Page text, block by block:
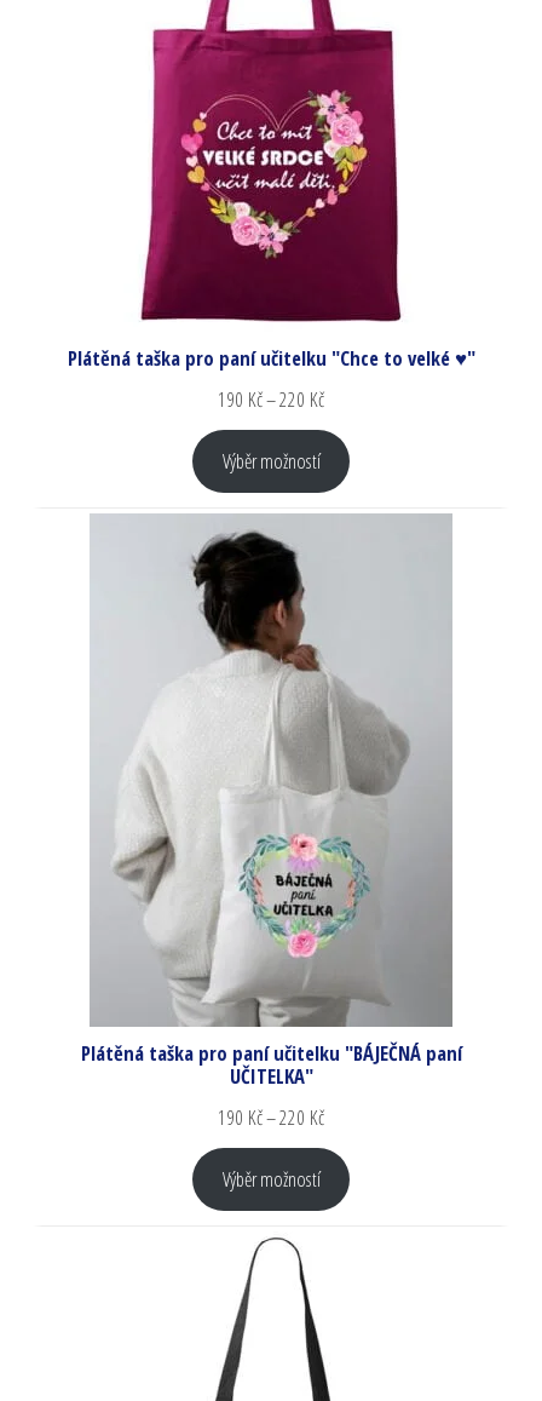
Plátěná taška pro paní učitelku "Chce to velké ♥"
190 Kč–220 Kč
Výběr možností
Plátěná taška pro paní učitelku "BÁJEČNÁ paní
UČITELKA"
190 Kč–220 Kč
Výběr možností